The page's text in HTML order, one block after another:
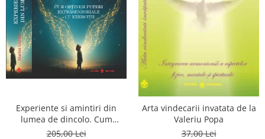
Experiente si amintiri din
lumea de dincolo. Cum
obtinem puteri
205,00 Lei
Arta vindecarii invatata de la
Valeriu Popa
37,00 Lei